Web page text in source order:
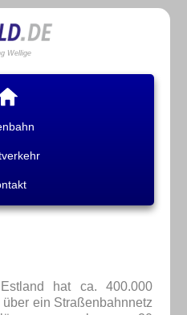
Wellige
hat ca. 400.000
ein Straßenbahnnetz